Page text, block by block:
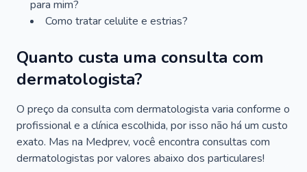
para mim?
Como tratar celulite e estrias?
Quanto custa uma consulta com
dermatologista?
O preço da consulta com dermatologista varia conforme o
profissional e a clínica escolhida, por isso não há um custo
exato. Mas na Medprev, você encontra consultas com
dermatologistas por valores abaixo dos particulares!